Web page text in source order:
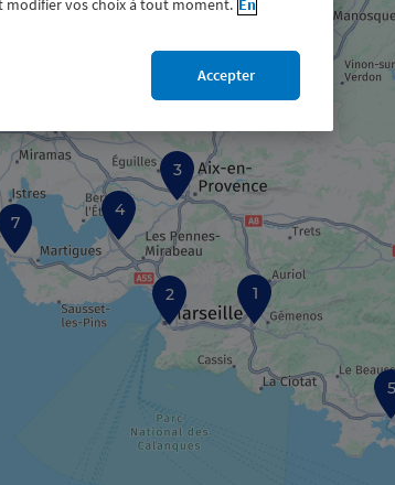
7
5
4
3
2 1
Accepter